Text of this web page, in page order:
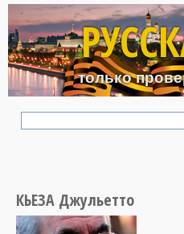
только
КЬЕЗА Джульетто